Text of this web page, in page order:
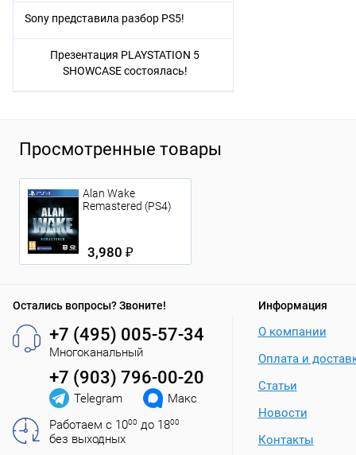
Sony представила разбор PS5!
Презентация PLAYSTATION 5
SHOWCASE состоялась!
Просмотренные товары
Alan Wake
Remastered (PS4)
3,980 ₽
Остались вопросы? Звоните!
+7 (495) 005-57-34
Многоканальный
+7 (903) 796-00-20
Telegram
Макс
Работаем с 1000 до 1800
без выходных
Информация
О компании
Оплата и
Статьи
Новости
Контакты